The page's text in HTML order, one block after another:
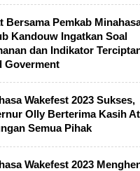
Bersama Pemkab
Kandouw Ingatkan Soal
dan Indikator
Goverment
Wakefest 2023 Sukses,
Olly Berterima Kasih
Semua Pihak
Wakefest 2023